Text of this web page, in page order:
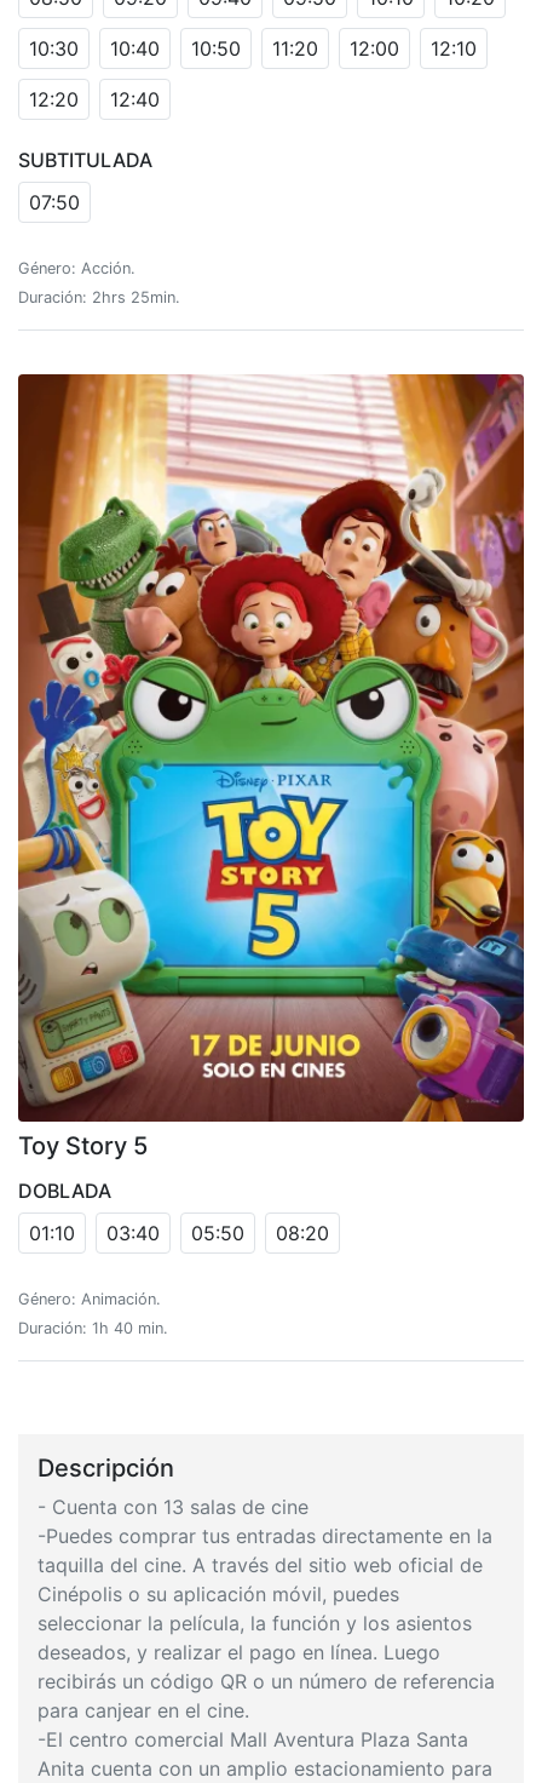
10:30 10:40 10:50 11:20 12:00 12:10
12:20 12:40
SUBTITULADA
07:50
Género: Acción.
Duración: 2hrs 25min.
Toy Story 5
DOBLADA
01:10
03:40 05:50 08:20
Género: Animación.
Duración: 1h 40 min.
Descripción
- Cuenta con 13 salas de cine
-Puedes comprar tus entradas directamente en la
taquilla del cine. A través del sitio web oficial de
Cinépolis o su aplicación móvil, puedes
seleccionar la película, la función y los asientos
deseados, y realizar el pago en línea. Luego
recibirás un código QR o un número de referencia
para canjear en el cine.
-El centro comercial Mall Aventura Plaza Santa
Anita cuenta con un amplio estacionamiento para